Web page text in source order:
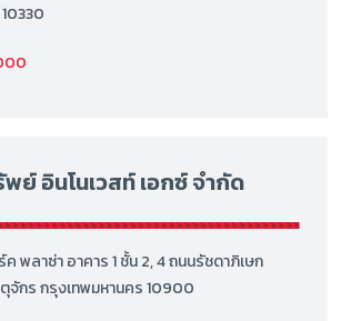
ย์ อินโนเวสท์ เอกซ์ จำกัด
พลาซ่า อาคาร 1 ชั้น 2, 4 ถนนรัชดาภิเษก
จักร กรุงเทพมหานคร 10900